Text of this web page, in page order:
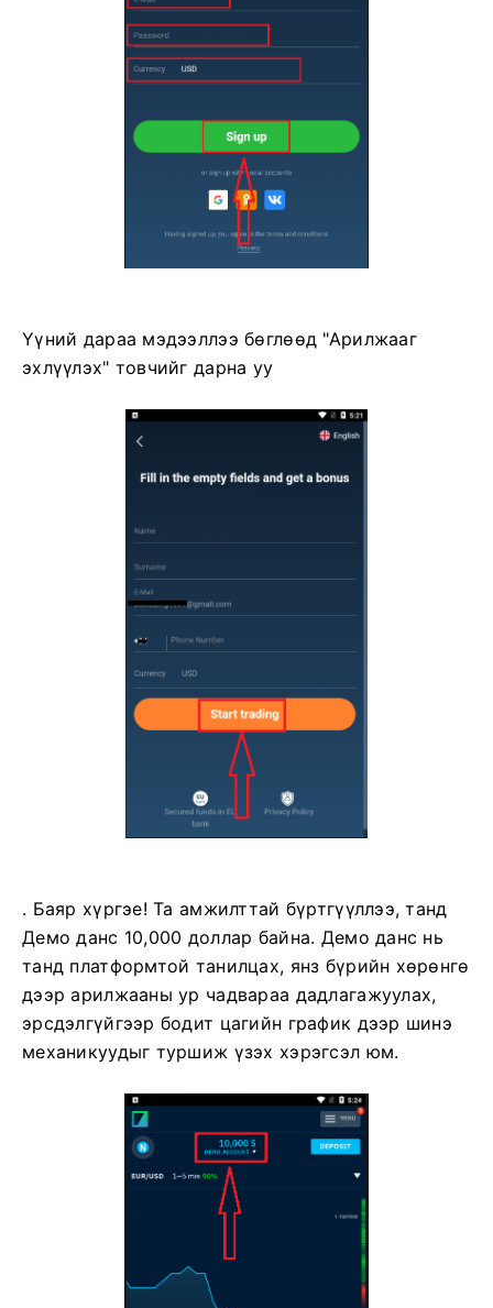
Үүний дараа мэдээллээ бөглөөд "Арилжааг
эхлүүлэх" товчийг дарна уу
. Баяр хүргэе! Та амжилттай бүртгүүллээ, танд
Демо данс 10,000 доллар байна. Демо данс нь
танд платформтой танилцах, янз бүрийн хөрөнгө
дээр арилжааны ур чадвараа дадлагажуулах,
эрсдэлгүйгээр бодит цагийн график дээр шинэ
механикуудыг туршиж үзэх хэрэгсэл юм.